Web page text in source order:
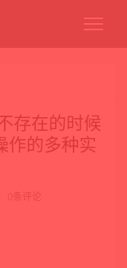
存在的时候
作的多种实
0条评论